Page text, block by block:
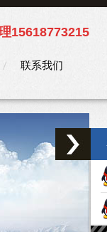
15618773215
联系我们